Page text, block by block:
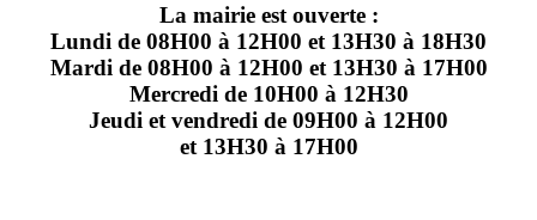
La mairie est ouverte :
Lundi de 08H00 à 12H00 et 13H30 à 18H30
Mardi de 08H00 à 12H00 et 13H30 à 17H00
Mercredi de 10H00 à 12H30
Jeudi et vendredi de 09H00 à 12H00
et 13H30 à 17H00